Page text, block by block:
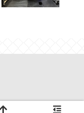
株式投資.